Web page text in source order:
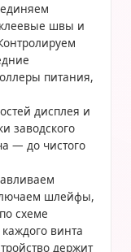
швы и
питания,
дисплея и
заводского
— до чистого
шлейфы,
схеме
винта
держит